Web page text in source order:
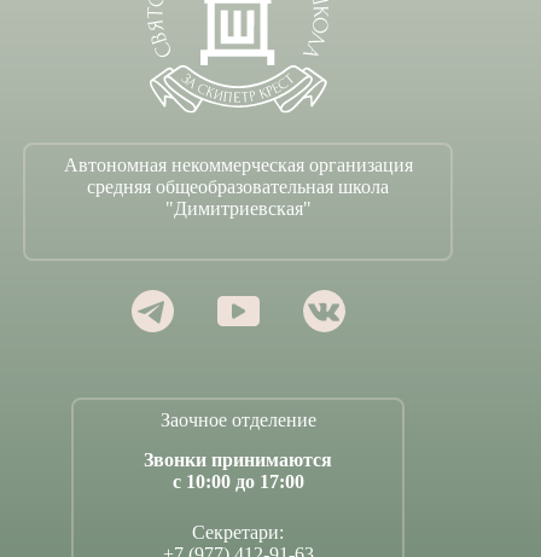
Автономная некоммерческая организация
средняя общеобразовательная школа
"Димитриевская"
Заочное отделение
Звонки принимаются
с 10:00 до 17:00
Секретари: